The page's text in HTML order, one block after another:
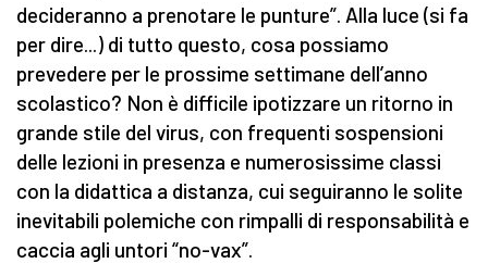
decideranno a prenotare le punture”. Alla luce (si fa
per dire...) di tutto questo, cosa possiamo
prevedere per le prossime settimane dell’anno
scolastico? Non è difficile ipotizzare un ritorno in
grande stile del virus, con frequenti sospensioni
delle lezioni in presenza e numerosissime classi
con la didattica a distanza, cui seguiranno le solite
inevitabili polemiche con rimpalli di responsabilità e
caccia agli untori “no-vax”.